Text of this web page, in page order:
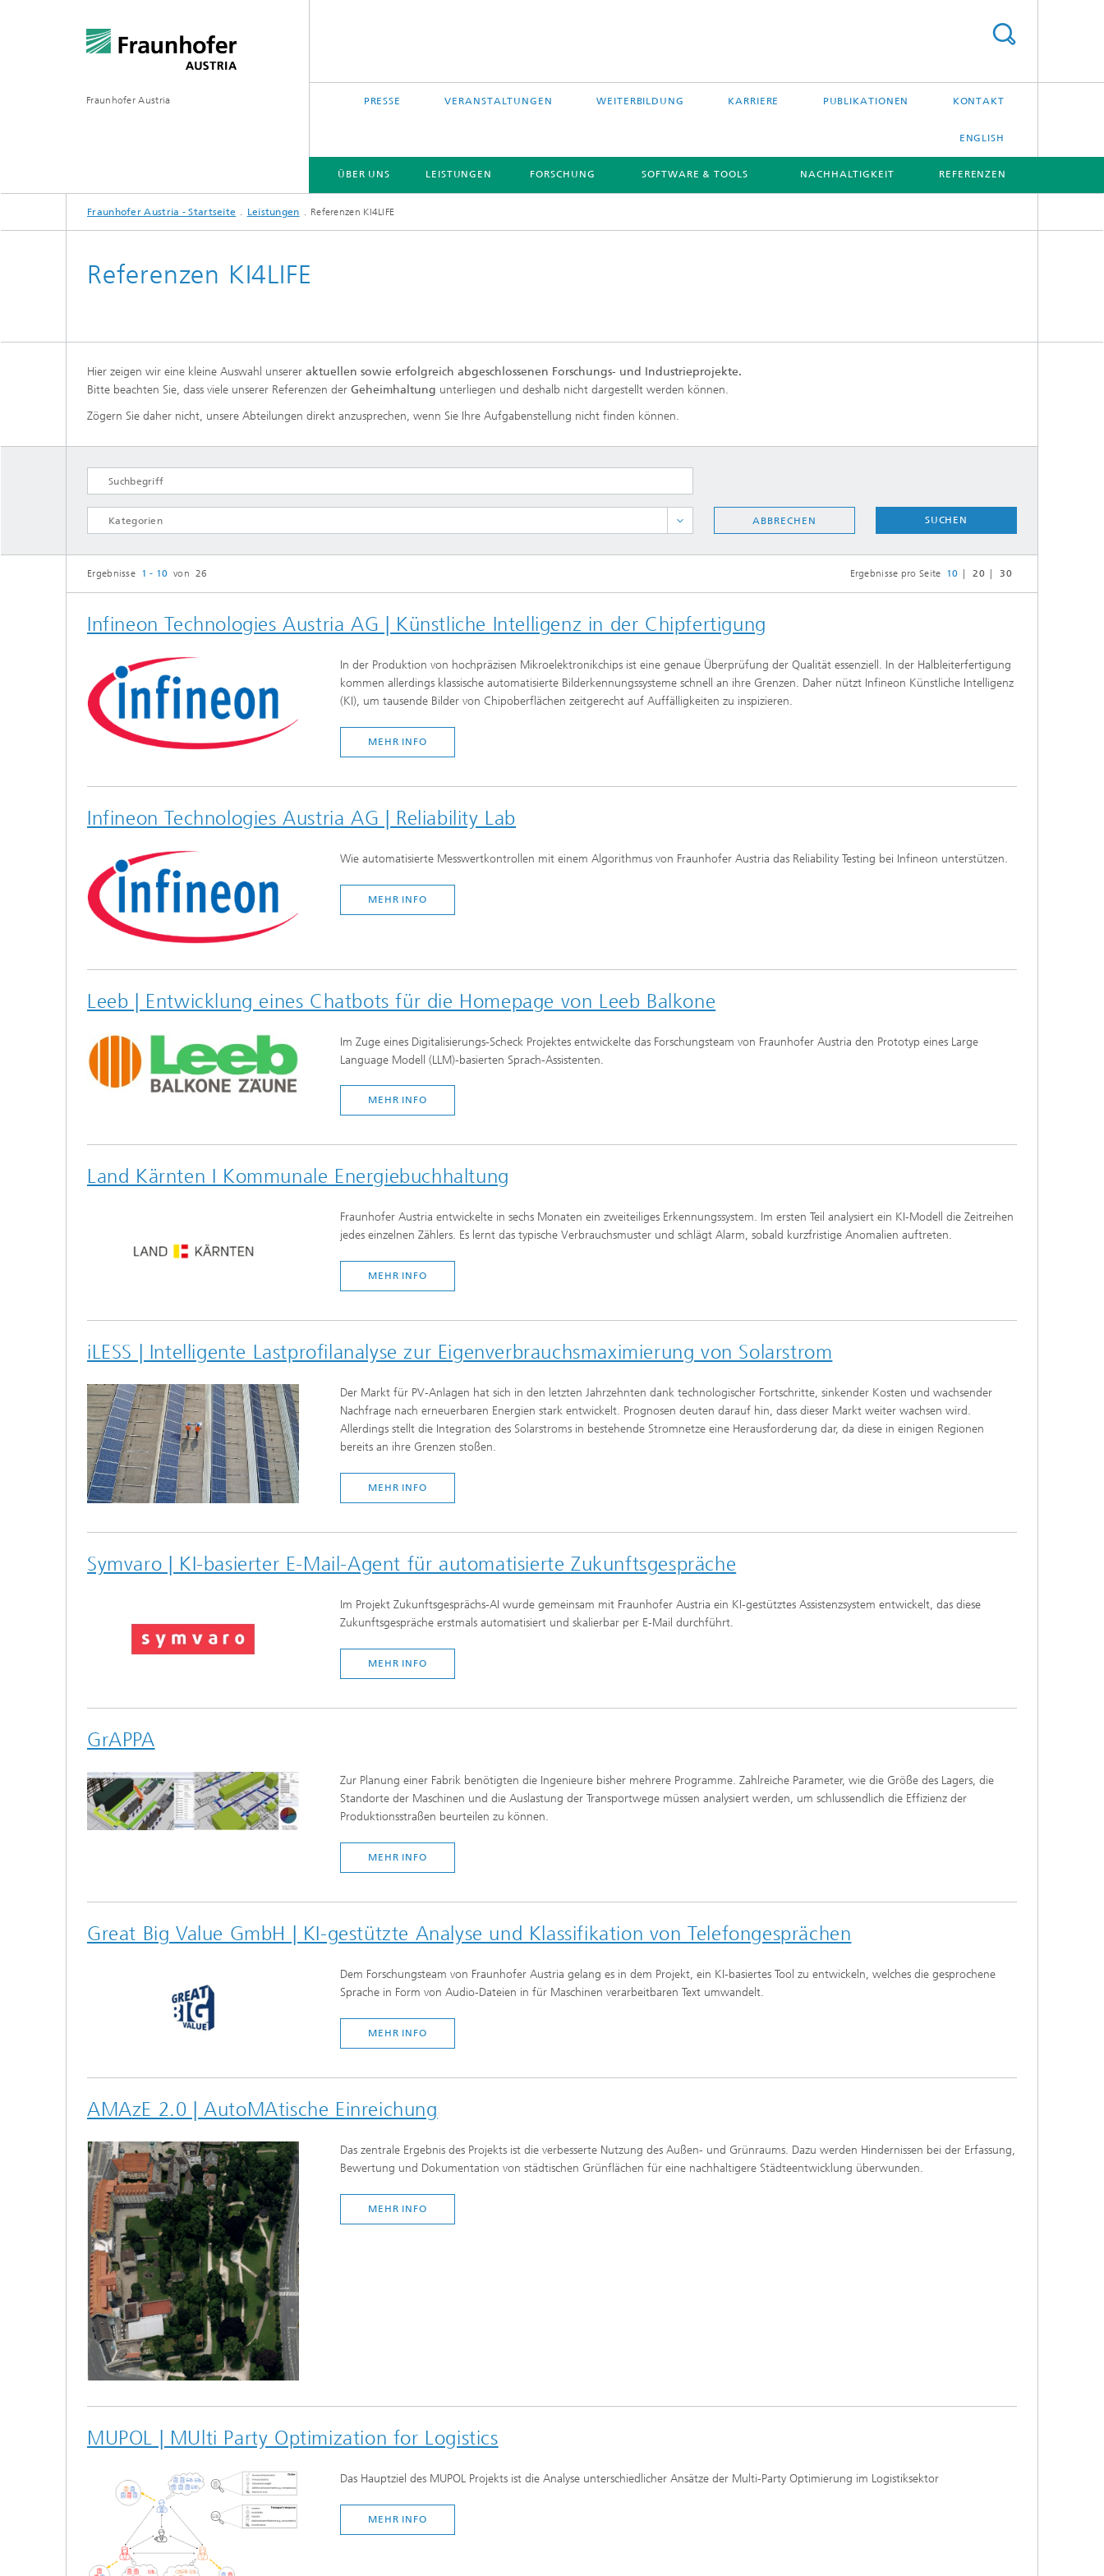
Fraunhofer Austria PRESSE VERANSTALTUNGEN WEITERBILDUNG KARRIERE PUBLIKATIONEN KONTAKT
ENGLISH
ÜBER UNS LEISTUNGEN FORSCHUNG SOFTWARE & TOOLS NACHHALTIGKEIT REFERENZEN
Fraunhofer Austria - Startseite Leistungen Referenzen KI4LIFE
Referenzen KI4LIFE
Hier zeigen wir eine kleine Auswahl unserer aktuellen sowie erfolgreich abgeschlossenen Forschungs- und Industrieprojekte.
Bitte beachten Sie, dass viele unserer Referenzen der Geheimhaltung unterliegen und deshalb nicht dargestellt werden können.
Zögern Sie daher nicht, unsere Abteilungen direkt anzusprechen, wenn Sie Ihre Aufgabenstellung nicht finden können.
Intelligentes Wissensmanagement
Prozessanalyse und Digitalisierung
ALLE AUSWÄHLEN
ABBRECHEN SUCHEN
Ergebnisse 1 - 10 von 26 Ergebnisse pro Seite 10 20 30
Infineon Technologies Austria AG | Künstliche Intelligenz in der Chipfertigung
In der Produktion von hochpräzisen Mikroelektronikchips ist eine genaue Überprüfung der Qualität essenziell. In der Halbleiterfertigung
kommen allerdings klassische automatisierte Bilderkennungssysteme schnell an ihre Grenzen. Daher nützt Infineon Künstliche Intelligenz
(KI), um tausende Bilder von Chipoberflächen zeitgerecht auf Auffälligkeiten zu inspizieren.
MEHR INFO
Infineon Technologies Austria AG | Reliability Lab
Wie automatisierte Messwertkontrollen mit einem Algorithmus von Fraunhofer Austria das Reliability Testing bei Infineon unterstützen.
MEHR INFO
Leeb | Entwicklung eines Chatbots für die Homepage von Leeb Balkone
Im Zuge eines Digitalisierungs-Scheck Projektes entwickelte das Forschungsteam von Fraunhofer Austria den Prototyp eines Large
Language Modell (LLM)-basierten Sprach-Assistenten.
MEHR INFO
Land Kärnten I Kommunale Energiebuchhaltung
Fraunhofer Austria entwickelte in sechs Monaten ein zweiteiliges Erkennungssystem. Im ersten Teil analysiert ein KI-Modell die Zeitreihen
jedes einzelnen Zählers. Es lernt das typische Verbrauchsmuster und schlägt Alarm, sobald kurzfristige Anomalien auftreten.
MEHR INFO
iLESS | Intelligente Lastprofilanalyse zur Eigenverbrauchsmaximierung von Solarstrom
Der Markt für PV-Anlagen hat sich in den letzten Jahrzehnten dank technologischer Fortschritte, sinkender Kosten und wachsender
Nachfrage nach erneuerbaren Energien stark entwickelt. Prognosen deuten darauf hin, dass dieser Markt weiter wachsen wird.
Allerdings stellt die Integration des Solarstroms in bestehende Stromnetze eine Herausforderung dar, da diese in einigen Regionen
bereits an ihre Grenzen stoßen.
MEHR INFO
Symvaro | KI-basierter E-Mail-Agent für automatisierte Zukunftsgespräche
Im Projekt Zukunftsgesprächs-AI wurde gemeinsam mit Fraunhofer Austria ein KI-gestütztes Assistenzsystem entwickelt, das diese
Zukunftsgespräche erstmals automatisiert und skalierbar per E-Mail durchführt.
MEHR INFO
GrAPPA
Zur Planung einer Fabrik benötigten die Ingenieure bisher mehrere Programme. Zahlreiche Parameter, wie die Größe des Lagers, die
Standorte der Maschinen und die Auslastung der Transportwege müssen analysiert werden, um schlussendlich die Effizienz der
Produktionsstraßen beurteilen zu können.
MEHR INFO
Great Big Value GmbH | KI-gestützte Analyse und Klassifikation von Telefongesprächen
Dem Forschungsteam von Fraunhofer Austria gelang es in dem Projekt, ein KI-basiertes Tool zu entwickeln, welches die gesprochene
Sprache in Form von Audio-Dateien in für Maschinen verarbeitbaren Text umwandelt.
MEHR INFO
AMAzE 2.0 | AutoMAtische Einreichung
Das zentrale Ergebnis des Projekts ist die verbesserte Nutzung des Außen- und Grünraums. Dazu werden Hindernissen bei der Erfassung,
Bewertung und Dokumentation von städtischen Grünflächen für eine nachhaltigere Städteentwicklung überwunden.
MEHR INFO
MUPOL | MUlti Party Optimization for Logistics
Das Hauptziel des MUPOL Projekts ist die Analyse unterschiedlicher Ansätze der Multi-Party Optimierung im Logistiksektor
MEHR INFO